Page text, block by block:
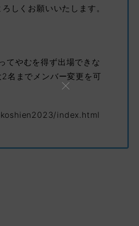
しくお願いいたします。
てやむを得ず出場できな
名までメンバー変更を可
index.html